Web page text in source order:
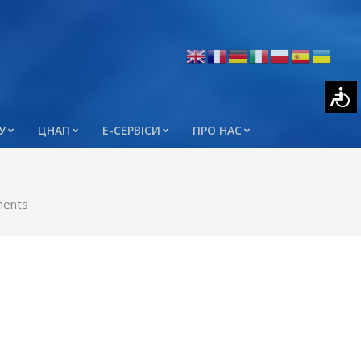
ЦНАП Е-СЕРВІСИ ПРО НАС